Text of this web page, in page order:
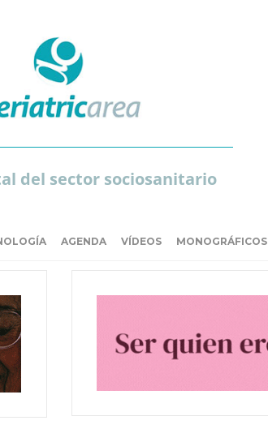
del sector sociosanitario
AGENDA VÍDEOS MONOGRÁFICOS